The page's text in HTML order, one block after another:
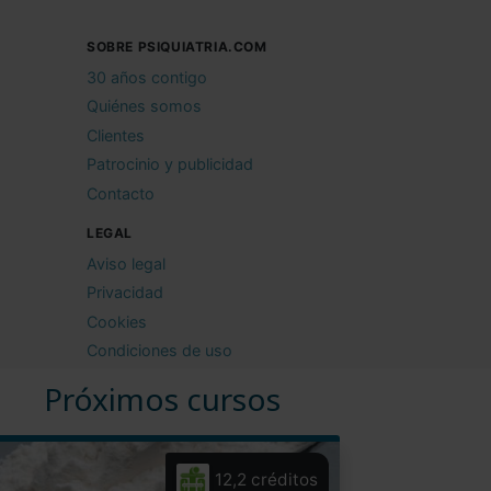
Próximos cursos
12,2 créditos
SOBRE PSIQUIATRIA.COM
30 años contigo
Quiénes somos
Clientes
Patrocinio y publicidad
Contacto
LEGAL
Aviso legal
Privacidad
Cookies
Condiciones de uso